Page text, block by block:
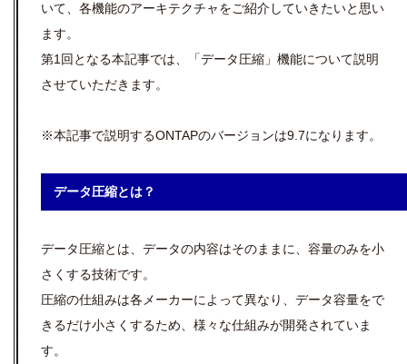
いて、各機能のアーキテクチャをご紹介していきたいと思い
ます。
第1回となる本記事では、「データ圧縮」機能について説明
させていただきます。
※本記事で説明するONTAPのバージョンは9.7になります。
データ圧縮とは？
データ圧縮とは、データの内容はそのままに、容量のみを小
さくする技術です。
圧縮の仕組みは各メーカーによって異なり、データ容量をで
きるだけ小さくするため、様々な仕組みが開発されていま
す。